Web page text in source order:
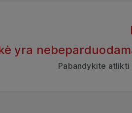
yra
Pabandykite atlikti